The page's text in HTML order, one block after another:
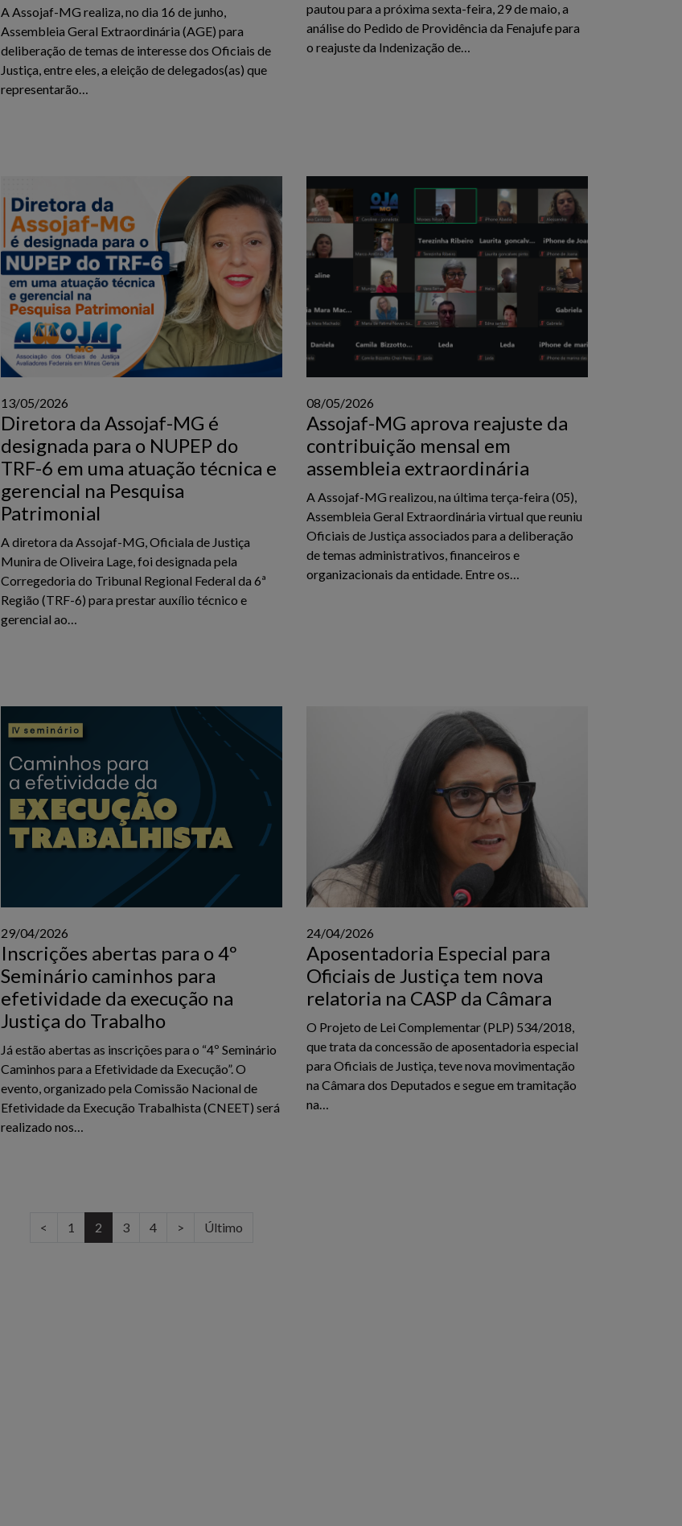
A Assojaf-MG realiza, no dia 16 de junho,
Assembleia Geral Extraordinária (AGE) para
deliberação de temas de interesse dos Oficiais de
Justiça, entre eles, a eleição de delegados(as) que
representarão…
pautou para a próxima sexta-feira, 29 de maio, a
análise do Pedido de Providência da Fenajufe para
o reajuste da Indenização de…
13/05/2026
Diretora da Assojaf-MG é
designada para o NUPEP do
TRF-6 em uma atuação técnica e
gerencial na Pesquisa
Patrimonial
A diretora da Assojaf-MG, Oficiala de Justiça
Munira de Oliveira Lage, foi designada pela
Corregedoria do Tribunal Regional Federal da 6ª
Região (TRF-6) para prestar auxílio técnico e
gerencial ao…
08/05/2026
Assojaf-MG aprova reajuste da
contribuição mensal em
assembleia extraordinária
A Assojaf-MG realizou, na última terça-feira (05),
Assembleia Geral Extraordinária virtual que reuniu
Oficiais de Justiça associados para a deliberação
de temas administrativos, financeiros e
organizacionais da entidade. Entre os…
29/04/2026
Inscrições abertas para o 4º
Seminário caminhos para
efetividade da execução na
Justiça do Trabalho
Já estão abertas as inscrições para o “4º Seminário
Caminhos para a Efetividade da Execução”. O
evento, organizado pela Comissão Nacional de
Efetividade da Execução Trabalhista (CNEET) será
realizado nos…
24/04/2026
Aposentadoria Especial para
Oficiais de Justiça tem nova
relatoria na CASP da Câmara
O Projeto de Lei Complementar (PLP) 534/2018,
que trata da concessão de aposentadoria especial
para Oficiais de Justiça, teve nova movimentação
na Câmara dos Deputados e segue em tramitação
na…
< 1 2 (current)
3 4 > Último